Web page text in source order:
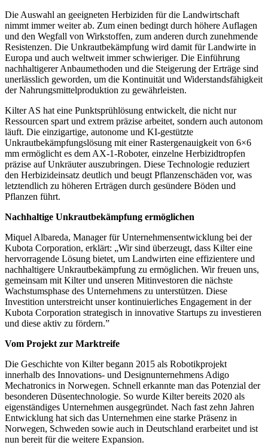
Die Auswahl an geeigneten Herbiziden für die Landwirtschaft
nimmt immer weiter ab. Zum einen bedingt durch höhere Auflagen
und den Wegfall von Wirkstoffen, zum anderen durch zunehmende
Resistenzen. Die Unkrautbekämpfung wird damit für Landwirte in
Europa und auch weltweit immer schwieriger. Die Einführung
nachhaltigerer Anbaumethoden und die Steigerung der Erträge sind
unerlässlich geworden, um die Kontinuität und Widerstandsfähigkeit
der Nahrungsmittelproduktion zu gewährleisten.
Kilter AS hat eine Punktsprühlösung entwickelt, die nicht nur
Ressourcen spart und extrem präzise arbeitet, sondern auch autonom
läuft. Die einzigartige, autonome und KI-gestützte
Unkrautbekämpfungslösung mit einer Rastergenauigkeit von 6×6
mm ermöglicht es dem AX-1-Roboter, einzelne Herbizidtropfen
präzise auf Unkräuter auszubringen. Diese Technologie reduziert
den Herbizideinsatz deutlich und beugt Pflanzenschäden vor, was
letztendlich zu höheren Erträgen durch gesündere Böden und
Pflanzen führt.
Nachhaltige Unkrautbekämpfung ermöglichen
Miquel Albareda, Manager für Unternehmensentwicklung bei der
Kubota Corporation, erklärt: „Wir sind überzeugt, dass Kilter eine
hervorragende Lösung bietet, um Landwirten eine effizientere und
nachhaltigere Unkrautbekämpfung zu ermöglichen. Wir freuen uns,
gemeinsam mit Kilter und unseren Mitinvestoren die nächste
Wachstumsphase des Unternehmens zu unterstützen. Diese
Investition unterstreicht unser kontinuierliches Engagement in der
Kubota Corporation strategisch in innovative Startups zu investieren
und diese aktiv zu fördern.”
Vom Projekt zur Marktreife
Die Geschichte von Kilter begann 2015 als Robotikprojekt
innerhalb des Innovations- und Designunternehmens Adigo
Mechatronics in Norwegen. Schnell erkannte man das Potenzial der
besonderen Düsentechnologie. So wurde Kilter bereits 2020 als
eigenständiges Unternehmen ausgegründet. Nach fast zehn Jahren
Entwicklung hat sich das Unternehmen eine starke Präsenz in
Norwegen, Schweden sowie auch in Deutschland erarbeitet und ist
nun bereit für die weitere Expansion.